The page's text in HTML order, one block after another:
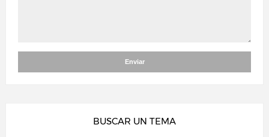
BUSCAR UN TEMA